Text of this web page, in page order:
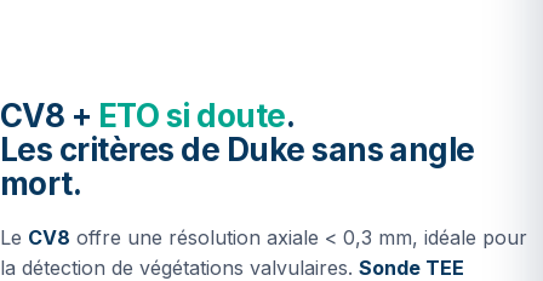
CV8 + ETO si doute.
Les critères de Duke sans angle
mort.
Le CV8 offre une résolution axiale < 0,3 mm, idéale pour
la détection de végétations valvulaires. Sonde TEE